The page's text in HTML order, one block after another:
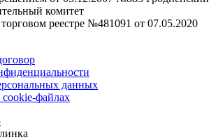
комитет
реестре №481091 от 07.05.2020
данных
файлах